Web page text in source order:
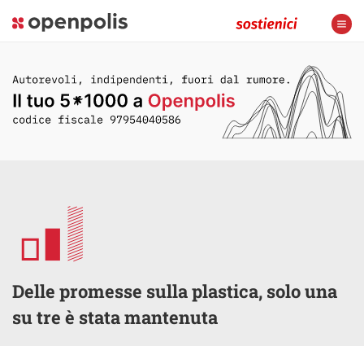
Delle promesse sulla plastica, solo una
su tre è stata mantenuta